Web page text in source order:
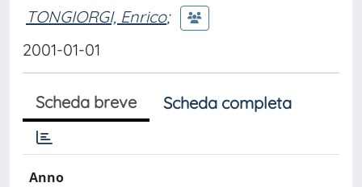
TONGIORGI, Enrico;
2001-01-01
Scheda breve Scheda completa
Anno